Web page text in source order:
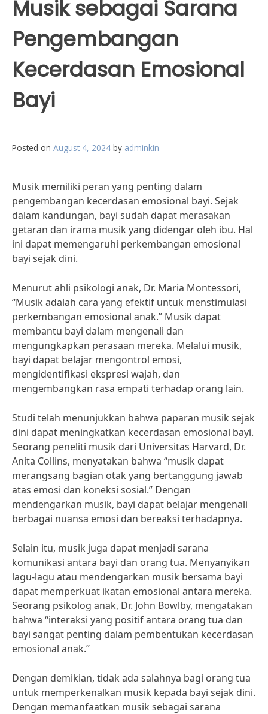
Musik sebagai Sarana
Pengembangan
Kecerdasan Emosional
Bayi
Posted on August 4, 2024 by adminkin
Musik memiliki peran yang penting dalam
pengembangan kecerdasan emosional bayi. Sejak
dalam kandungan, bayi sudah dapat merasakan
getaran dan irama musik yang didengar oleh ibu. Hal
ini dapat memengaruhi perkembangan emosional
bayi sejak dini.
Menurut ahli psikologi anak, Dr. Maria Montessori,
“Musik adalah cara yang efektif untuk menstimulasi
perkembangan emosional anak.” Musik dapat
membantu bayi dalam mengenali dan
mengungkapkan perasaan mereka. Melalui musik,
bayi dapat belajar mengontrol emosi,
mengidentifikasi ekspresi wajah, dan
mengembangkan rasa empati terhadap orang lain.
Studi telah menunjukkan bahwa paparan musik sejak
dini dapat meningkatkan kecerdasan emosional bayi.
Seorang peneliti musik dari Universitas Harvard, Dr.
Anita Collins, menyatakan bahwa “musik dapat
merangsang bagian otak yang bertanggung jawab
atas emosi dan koneksi sosial.” Dengan
mendengarkan musik, bayi dapat belajar mengenali
berbagai nuansa emosi dan bereaksi terhadapnya.
Selain itu, musik juga dapat menjadi sarana
komunikasi antara bayi dan orang tua. Menyanyikan
lagu-lagu atau mendengarkan musik bersama bayi
dapat memperkuat ikatan emosional antara mereka.
Seorang psikolog anak, Dr. John Bowlby, mengatakan
bahwa “interaksi yang positif antara orang tua dan
bayi sangat penting dalam pembentukan kecerdasan
emosional anak.”
Dengan demikian, tidak ada salahnya bagi orang tua
untuk memperkenalkan musik kepada bayi sejak dini.
Dengan memanfaatkan musik sebagai sarana